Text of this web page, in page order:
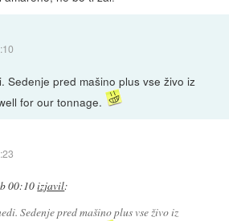
Sedenje pred mašino plus vse živo iz
for our tonnage.
00:10izjavil:
Sedenje pred mašino plus vse živo iz